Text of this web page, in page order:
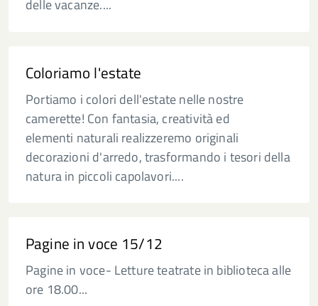
delle vacanze....
Coloriamo l'estate
Portiamo i colori dell'estate nelle nostre
camerette! Con fantasia, creatività ed
elementi naturali realizzeremo originali
decorazioni d'arredo, trasformando i tesori della
natura in piccoli capolavori....
Pagine in voce 15/12
Pagine in voce- Letture teatrate in biblioteca alle
ore 18.00...